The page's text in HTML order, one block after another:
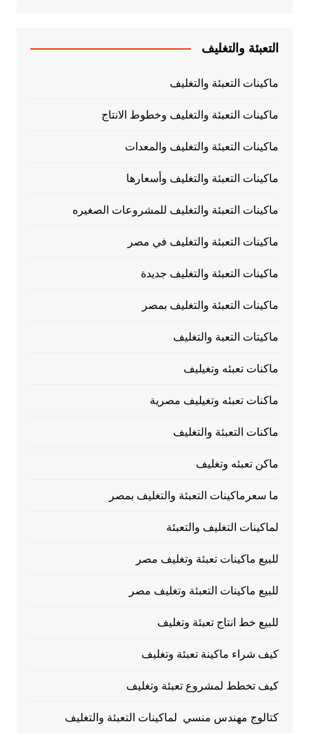
التعبئة والتغليف
ماكينات التعبئة والتغليف
ماكينات التعبئة والتغليف وخطوط الانتاج
ماكينات التعبئة والتغليف والمعدات
ماكينات التعبئة والتغليف وأسعارها
ماكينات التعبئة والتغليف للمشروعات الصغيره
ماكينات التعبئة والتغليف في مصر
ماكينات التعبئة والتغليف جديدة
ماكينات التعبئة والتغليف بمصر
ماكيتات التعبة والتغليف
ماكنات تعبئه وتغيليف
ماكنات تعبئه وتغيليف مصرية
ماكنات التعبئة والتغليف
ماكن تعبئه وتغليف
ما سعرماكينات التعبئة والتغليف بمصر
لماكينات التغليف والتعبئة
للبيع ماكينات تعبئة وتغليف مصر
للبيع ماكينات التعبئة وتغليف مصر
للبيع خط انتاج تعبئة وتغليف
كيف شراء ماكينة تعبئة وتغليف
كيف تخطط لمشروع تعبئة وتغليف
كتالوج مهندس منسي لماكينات التعبئة والتغليف